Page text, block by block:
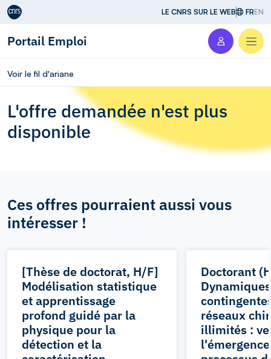
Aller au contenu LE CNRS SUR LE WEB FREN
Portail Emploi
Voir le fil d'ariane
L'offre demandée n'est plus
disponible
Ces offres pourraient aussi vous
intéresser !
[Thèse de doctorat, H/F]
Modélisation statistique
et apprentissage
profond guidé par la
physique pour la
détection et la
Doctorant
Dynamiques
réseaux
illimités :